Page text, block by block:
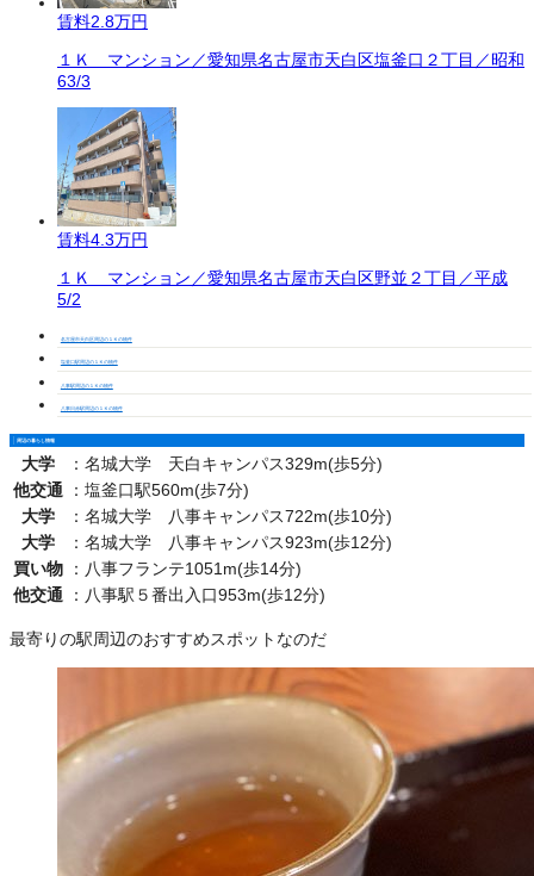
賃料2.8万円
１Ｋ マンション／愛知県名古屋市天白区塩釜口２丁目／昭和
63/3
賃料4.3万円
１Ｋ マンション／愛知県名古屋市天白区野並２丁目／平成
5/2
名古屋市天白区周辺の１Ｋの物件
塩釜口駅周辺の１Ｋの物件
八事駅周辺の１Ｋの物件
八事日赤駅周辺の１Ｋの物件
周辺の暮らし情報
大学 ： 名城大学 天白キャンパス329m(歩5分)
他交通
： 塩釜口駅560m(歩7分)
大学
： 名城大学 八事キャンパス722m(歩10分)
大学
： 名城大学 八事キャンパス923m(歩12分)
買い物
： 八事フランテ1051m(歩14分)
他交通
： 八事駅５番出入口953m(歩12分)
最寄りの駅周辺のおすすめスポットなのだ